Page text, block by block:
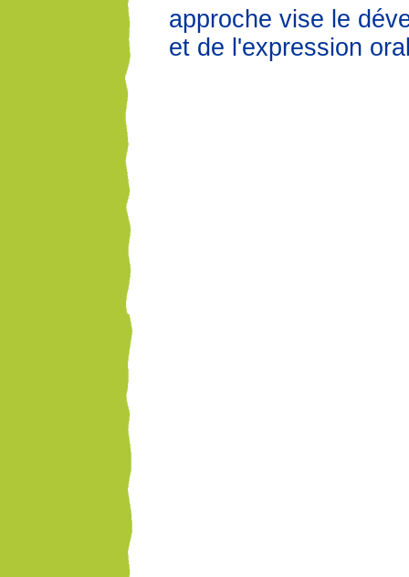
approche vise le
et de l'expression